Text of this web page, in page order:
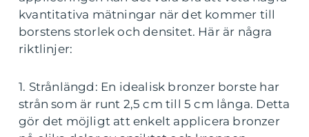
kvantitativa mätningar när det kommer till
borstens storlek och densitet. Här är några
riktlinjer:
1. Strånlängd: En idealisk bronzer borste har
strån som är runt 2,5 cm till 5 cm långa. Detta
gör det möjligt att enkelt applicera bronzer